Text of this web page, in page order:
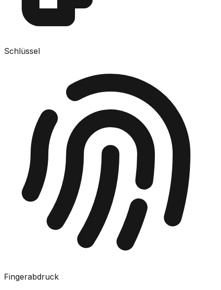
Schlüssel
Fingerabdruck